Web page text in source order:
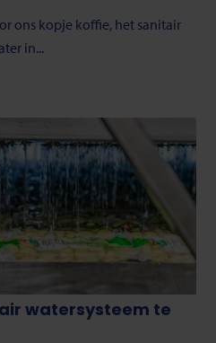
ons kopje koffie, het sanitair
in...
watersysteem te